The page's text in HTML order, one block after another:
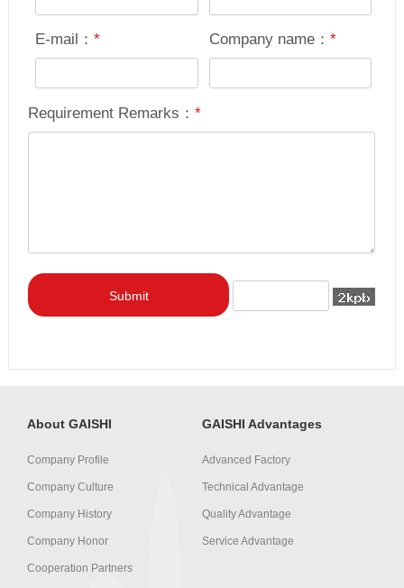
E-mail：* Company name： *
Requirement Remarks：*
Submit
About GAISHI
Company Profile
Company Culture
Company History
Company Honor
Cooperation Partners
GAISHI Advantages
Advanced Factory
Technical Advantage
Quality Advantage
Service Advantage